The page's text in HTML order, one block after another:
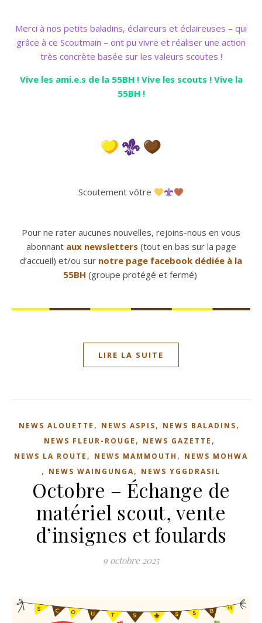
Merci à nos petits baladins, éclaireurs et éclaireuses – qui
grâce à ce Scoutmain – ont pu vivre et réaliser une action
très concrète basée sur les valeurs scoutes !
Vive les ami.e.s de la 55BH ! Vive les scouts ! Vive la
55BH !
Scoutement vôtre
Pour ne rater aucunes nouvelles, rejoins-nous en vous
abonnant aux newsletters (tout en bas sur la page
d’accueil) et/ou sur notre page facebook dédiée à la
55BH (groupe protégé et fermé)
LIRE LA SUITE
NEWS ALOUETTE , NEWS ASPIS, NEWS BALADINS,
NEWS FLEUR-ROUGE , NEWS GAZETTE ,
NEWS LA ROUTE , NEWS MAMMOUTH , NEWS MOHWA
, NEWS WAINGUNGA, NEWS YGGDRASIL
Octobre – Échange de
matériel scout, vente
d’insignes et foulards
9 octobre 2025